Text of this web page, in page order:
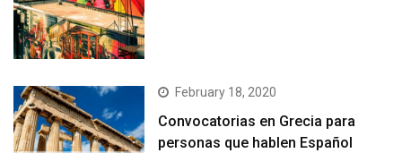
February 18, 2020
Convocatorias en Grecia para
personas que hablen Español